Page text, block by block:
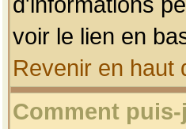
voir le lien en
Revenir en haut
Comment